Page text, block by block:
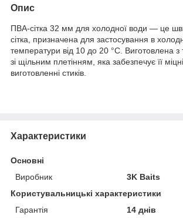
Опис
ПВА-сітка 32 мм для холодної води — це
сітка, призначена для застосування в
температури від 10 до 20 °C. Виготовлена з
зі щільним плетінням, яка забезпечує її
виготовленні стиків.
Характеристики
Основні
Виробник
3K Baits
Користувальницькі характеристики
Гарантія
14 днів